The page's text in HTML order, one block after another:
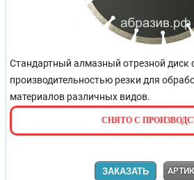
Стандартный алмазный отрезной диск
производительностью резки для
материалов различных видов.
СНЯТО С
ЗАКАЗАТЬ